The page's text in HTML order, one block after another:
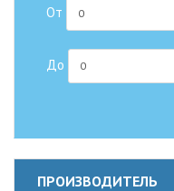
От
До
ПРОИЗВОДИТЕЛЬ